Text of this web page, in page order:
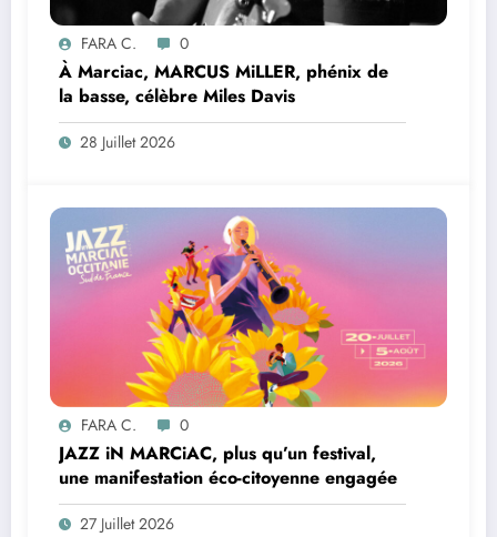
FARA C. 0
À Marciac, MARCUS MiLLER, phénix de
la basse, célèbre Miles Davis
28 Juillet 2026
FARA C. 0
JAZZ iN MARCiAC, plus qu’un festival,
une manifestation éco-citoyenne engagée
27 Juillet 2026